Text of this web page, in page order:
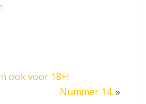
ook voor 18+!
Nummer 14. »